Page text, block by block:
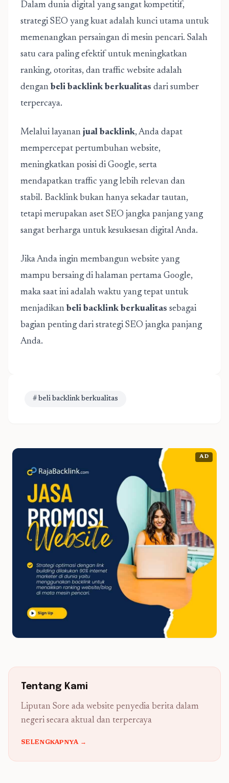
Dalam dunia digital yang sangat kompetitif,
strategi SEO yang kuat adalah kunci utama untuk
memenangkan persaingan di mesin pencari. Salah
satu cara paling efektif untuk meningkatkan
ranking, otoritas, dan traffic website adalah
dengan beli backlink berkualitas dari sumber
terpercaya.
Melalui layanan jual backlink, Anda dapat
mempercepat pertumbuhan website,
meningkatkan posisi di Google, serta
mendapatkan traffic yang lebih relevan dan
stabil. Backlink bukan hanya sekadar tautan,
tetapi merupakan aset SEO jangka panjang yang
sangat berharga untuk kesuksesan digital Anda.
Jika Anda ingin membangun website yang
mampu bersaing di halaman pertama Google,
maka saat ini adalah waktu yang tepat untuk
menjadikan beli backlink berkualitas sebagai
bagian penting dari strategi SEO jangka panjang
Anda.
# beli backlink berkualitas
AD
Tentang Kami
Liputan Sore ada website penyedia berita dalam
negeri secara aktual dan terpercaya
SELENGKAPNYA →